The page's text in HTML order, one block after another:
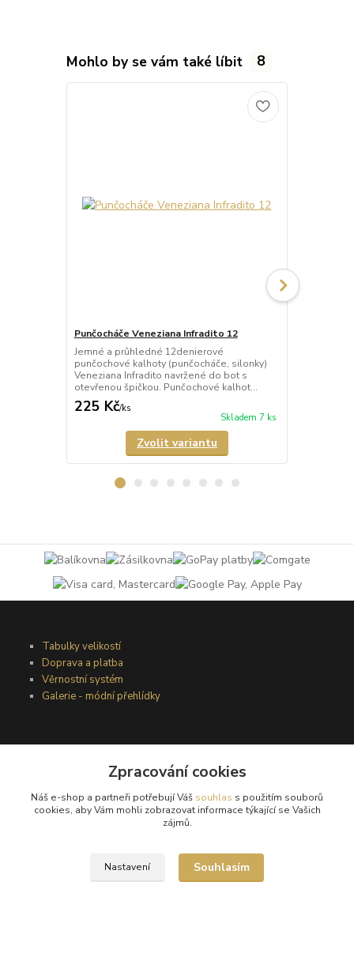
Mohlo by se vám také líbit 8
Punčocháče Veneziana Infradito 12
Jemné a průhledné 12denierové
punčochové kalhoty (punčocháče, silonky)
Veneziana Infradito navržené do bot s
otevřenou špičkou. Punčochové kalhot...
225 Kč/ks
Skladem 7 ks
Zvolit variantu
Tabulky velikostí
Doprava a platba
Věrnostní systém
Galerie - módní přehlídky
Obchodní podmínky
Ochrana osobních údajů
Kontakty
Reklamační řád
Zpracování cookies
Náš e-shop a partneři potřebují Váš souhlas s použitím souborů
cookies, aby Vám mohli zobrazovat informace týkající se Vašich
zájmů.
Nastavení Souhlasím